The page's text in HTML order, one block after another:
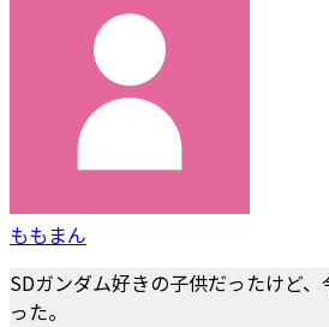
ももまん
SDガンダム好きの子供だったけど
った。